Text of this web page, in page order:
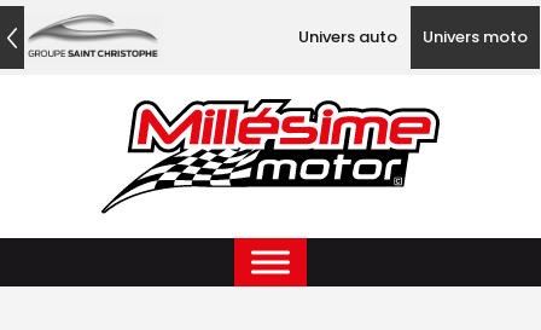
Univers auto Univers moto